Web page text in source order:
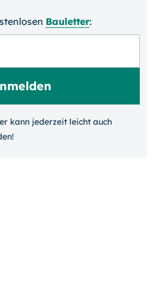
Bauletter:
kann jeder­zeit leicht auch